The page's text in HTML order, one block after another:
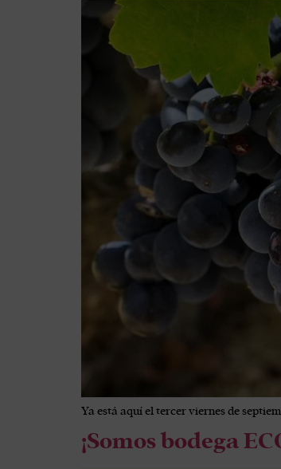
Ya está aquí el tercer viernes de
¡Somos bodega